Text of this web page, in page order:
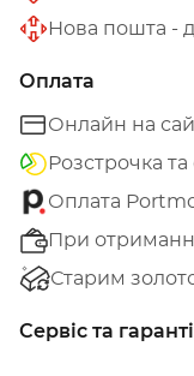
Нова пошта -
Оплата
Онлайн на
Розстрочка
Оплата
При
Старим
Сервіс та